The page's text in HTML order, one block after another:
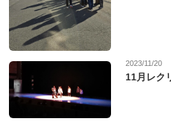
2023/11/20
11月レク